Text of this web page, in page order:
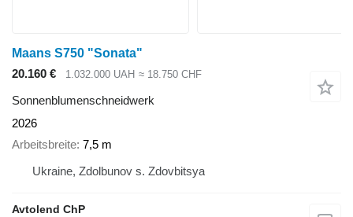
Maans S750 "Sonata"
20.160 €
1.032.000 UAH ≈ 18.750 CHF
Sonnenblumenschneidwerk
2026
Arbeitsbreite 7,5 m
Ukraine, Zdolbunov s. Zdovbitsya
Avtolend ChP